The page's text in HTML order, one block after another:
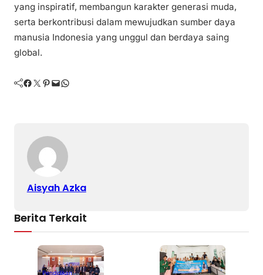
yang inspiratif, membangun karakter generasi muda,
serta berkontribusi dalam mewujudkan sumber daya
manusia Indonesia yang unggul dan berdaya saing
global.
Facebook Twitter Pinterest Mail WhatsApp
Aisyah Azka
Berita Terkait
Pendidikan